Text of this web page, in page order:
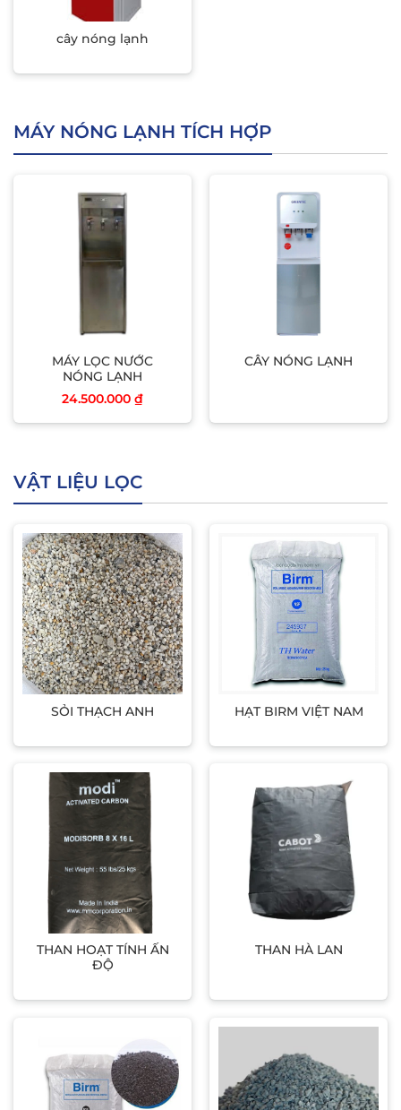
cây nóng lạnh
MÁY NÓNG LẠNH TÍCH HỢP
MÁY LỌC NƯỚC
NÓNG LẠNH
24.500.000 ₫
CÂY NÓNG LẠNH
VẬT LIỆU LỌC
SỎI THẠCH ANH HẠT BIRM VIỆT NAM
THAN HOẠT TÍNH ẤN
ĐỘ
THAN HÀ LAN